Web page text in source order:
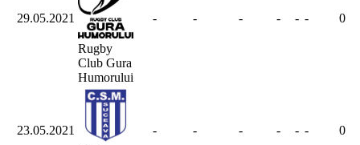
29.05.2021
Rugby
Club Gura
Humorului
- - - - - - 0
23.05.2021
- - - - - - 0